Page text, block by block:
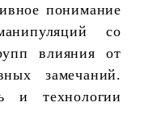
понимание
со
влияния от
замечаний.
и технологии